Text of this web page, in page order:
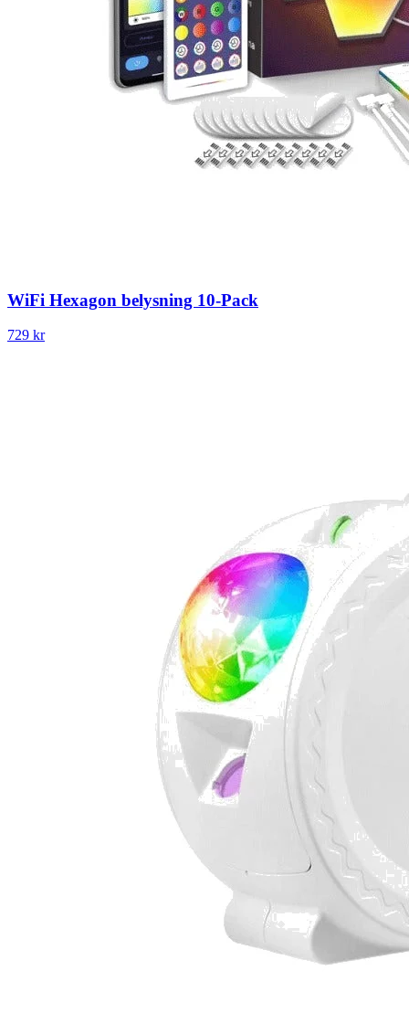
WiFi Hexagon belysning 10-Pack
729 kr